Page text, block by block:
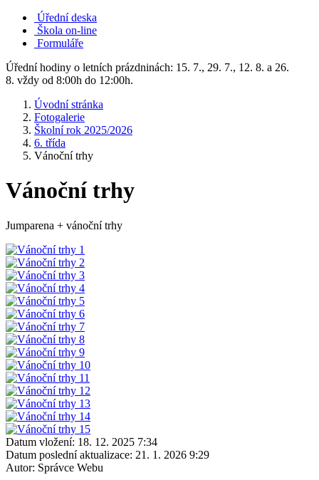
Úřední deska
Škola on-line
Formuláře
Úřední hodiny o letních prázdninách: 15. 7., 29. 7., 12. 8. a 26.
8. vždy od 8:00h do 12:00h.
Úvodní stránka
Fotogalerie
Školní rok 2025/2026
6. třída
Vánoční trhy
Vánoční trhy
Jumparena + vánoční trhy
Datum vložení: 18. 12. 2025 7:34
Datum poslední aktualizace: 21. 1. 2026 9:29
Autor: Správce Webu